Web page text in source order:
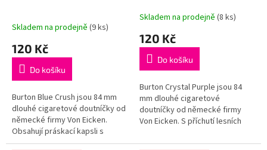
Skladem na prodejně (9 ks)
120 Kč
Do košíku
Burton Blue Crush jsou 84 mm
dlouhé cigaretové doutníčky od
německé firmy Von Eicken.
Obsahují práskací kapsli s
mentolovou příchutí.
Průměrné
produktu
5,0
5
hvězdiček.
Skladem na prodejně (8 ks)
120 Kč
Do košíku
Burton Crystal Purple jsou 84
mm dlouhé cigaretové
doutníčky od německé firmy
Von Eicken. S příchutí lesních